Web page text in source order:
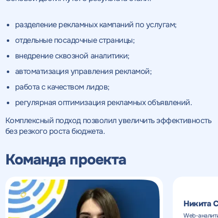
разделение рекламных кампаний по услугам;
отдельные посадочные страницы;
внедрение сквозной аналитики;
автоматизация управления рекламой;
работа с качеством лидов;
регулярная оптимизация рекламных объявлений.
Комплексный подход позволил увеличить эффективность
без резкого роста бюджета.
Команда проекта
Никита
Web-
конфиденциальности
ПРОВЕСТИ АУДИТ
и соглашаетесь cполитикой
ОТПРАВИТЬ
на
обработку персональных данных
политикой конфиденциальности
обработку персональных данныхи соглашаетесь cполитикой
Нажимая на кнопку, "Перезвонить" вы даете согласие
политикой конфиденциальности